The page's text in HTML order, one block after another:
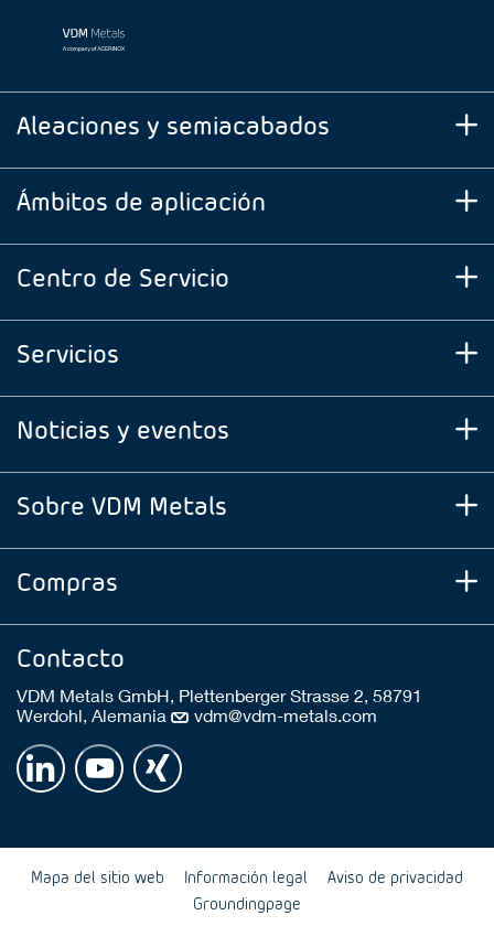
Aleaciones y semiacabados
Ámbitos de aplicación
Centro de Servicio
Servicios
Noticias y eventos
Sobre VDM Metals
Compras
Contacto
VDM Metals GmbH, Plettenberger Strasse 2, 58791
Werdohl, Alemania
vdm@vdm-metals.com
Mapa del sitio web Información legal
Aviso de privacidad
Groundingpage